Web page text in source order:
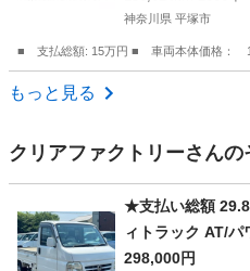
神奈川県 平塚市
■ 支払総額: 15万円 ■ 車両本体価格：
神奈川 平塚市
もっと見る
クリアファクトリーさんの
★支払い総額
ィトラック AT/
月！下取り、配送
298,000円